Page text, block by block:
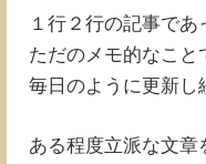
１行２行の記事であ
ただのメモ的なこと
毎日のように更新し
ある程度立派な文章